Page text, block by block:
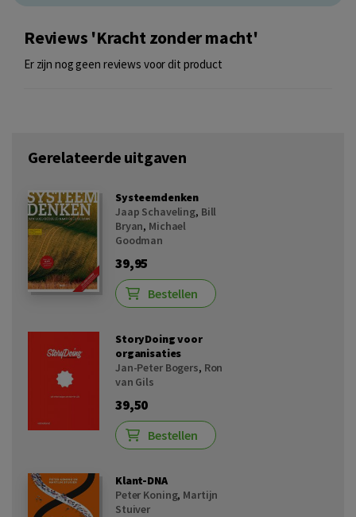
Reviews 'Kracht zonder macht'
Er zijn nog geen reviews voor dit product
Gerelateerde uitgaven
Systeemdenken
Jaap Schaveling, Bill
Bryan, Michael
Goodman
39,95
Bestellen
StoryDoing voor
organisaties
Jan-Peter Bogers, Ron
van Gils
39,50
Bestellen
Klant-DNA
Peter Koning, Martijn
Stuiver